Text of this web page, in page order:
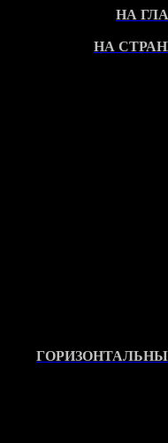
НА
НА